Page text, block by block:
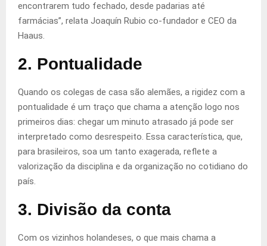
encontrarem tudo fechado, desde padarias até
farmácias”, relata Joaquín Rubio co-fundador e CEO da
Haaus.
2. Pontualidade
Quando os colegas de casa são alemães, a rigidez com a
pontualidade é um traço que chama a atenção logo nos
primeiros dias: chegar um minuto atrasado já pode ser
interpretado como desrespeito. Essa característica, que,
para brasileiros, soa um tanto exagerada, reflete a
valorização da disciplina e da organização no cotidiano do
país.
3. Divisão da conta
Com os vizinhos holandeses, o que mais chama a